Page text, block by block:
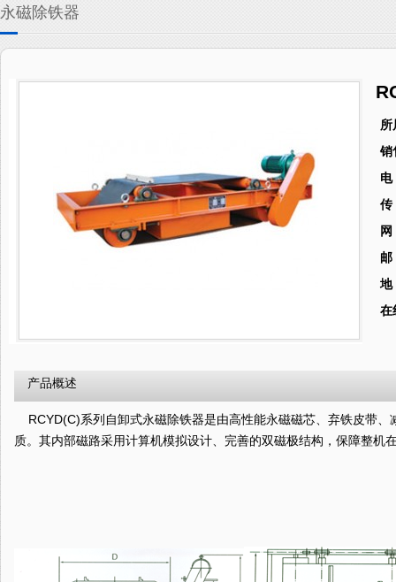
永磁除铁器
所
销
在
产品概述
RCYD(C)系列自卸式永磁除铁器是由高性能永磁磁芯、弃铁皮带
质。其内部磁路采用计算机模拟设计、完善的双磁极结构，保障整机